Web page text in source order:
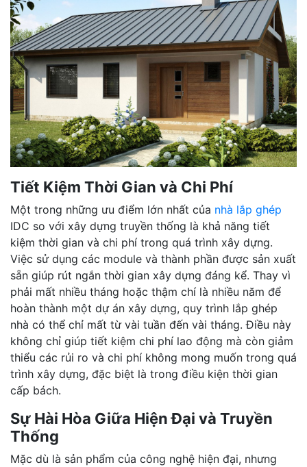
Tiết Kiệm Thời Gian và Chi Phí
Một trong những ưu điểm lớn nhất của nhà lắp ghép
IDC so với xây dựng truyền thống là khả năng tiết
kiệm thời gian và chi phí trong quá trình xây dựng.
Việc sử dụng các module và thành phần được sản xuất
sẵn giúp rút ngắn thời gian xây dựng đáng kể. Thay vì
phải mất nhiều tháng hoặc thậm chí là nhiều năm để
hoàn thành một dự án xây dựng, quy trình lắp ghép
nhà có thể chỉ mất từ vài tuần đến vài tháng. Điều này
không chỉ giúp tiết kiệm chi phí lao động mà còn giảm
thiểu các rủi ro và chi phí không mong muốn trong quá
trình xây dựng, đặc biệt là trong điều kiện thời gian
cấp bách.
Sự Hài Hòa Giữa Hiện Đại và Truyền
Thống
Mặc dù là sản phẩm của công nghệ hiện đại, nhưng